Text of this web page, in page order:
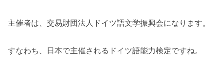
主催者は、交易財団法人ドイツ語文学振興会になります。
すなわち、日本で主催されるドイツ語能力検定ですね。